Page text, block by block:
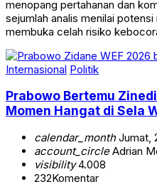
menopang pertahanan dan
sejumlah analis menilai
membuka celah risiko
Internasional Politik
Prabowo Bertemu
Momen Hangat di Sela
calendar_monthJumat,
account_circleAdrian
visibility4.008
232Komentar